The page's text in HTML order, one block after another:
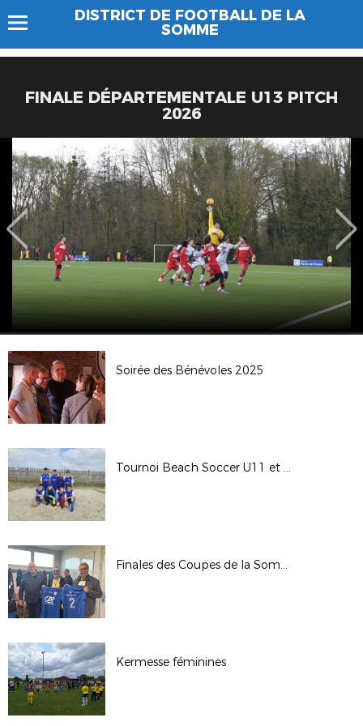
DISTRICT DE FOOTBALL DE LA
SOMME
FINALE DÉPARTEMENTALE U13 PITCH
2026
Soirée des Bénévoles 2025
Tournoi Beach Soccer U11 et U13
Finales des Coupes de la Somme Seniors 2025
Kermesse féminines